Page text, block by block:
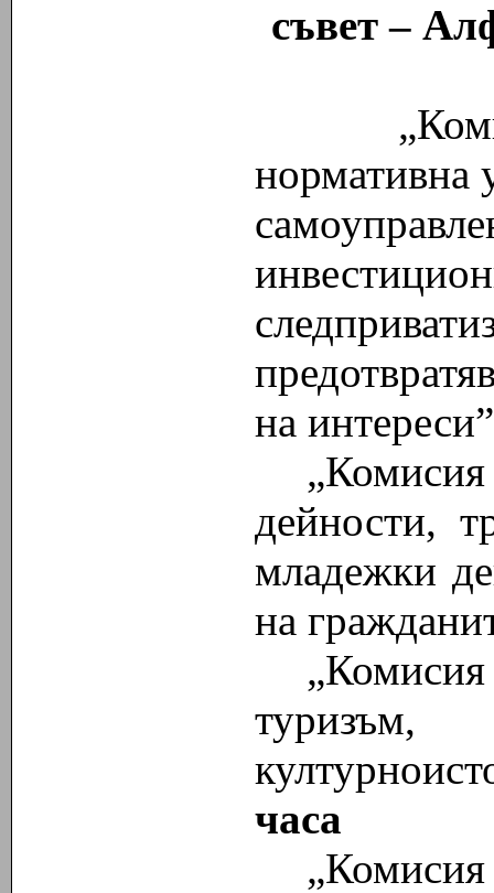
съвет –
нормативна
на
дейности,
младежки
на
часа